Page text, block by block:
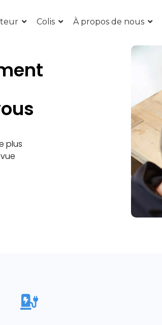
Colis À propos de nous
plus